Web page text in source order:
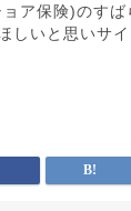
ア保険)のすば
しいと思いサ